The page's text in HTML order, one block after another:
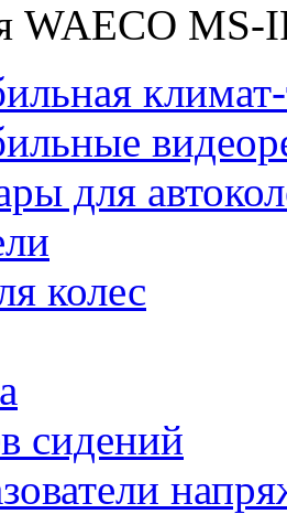
WAECO MS-
для
колес
сидений